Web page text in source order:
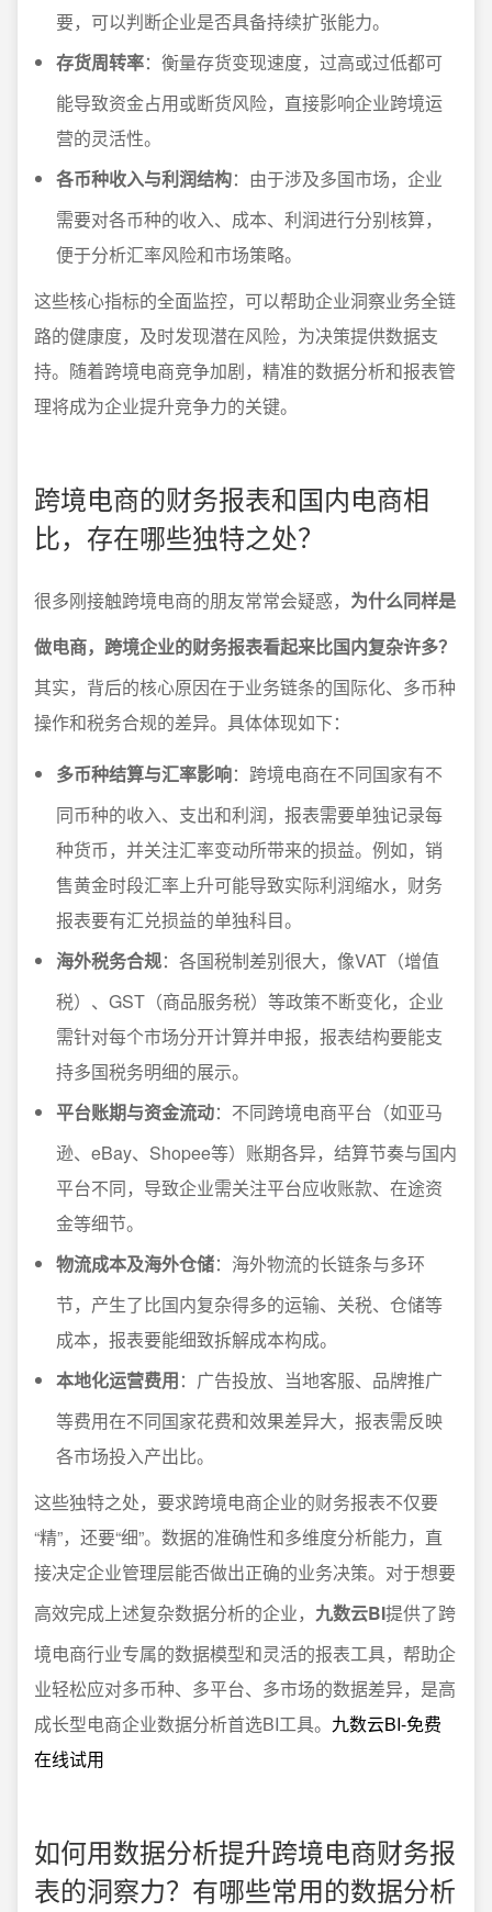
要，可以判断企业是否具备持续扩张能力。
存货周转率：衡量存货变现速度，过高或过低都可
能导致资金占用或断货风险，直接影响企业跨境运
营的灵活性。
各币种收入与利润结构：由于涉及多国市场，企业
需要对各币种的收入、成本、利润进行分别核算，
便于分析汇率风险和市场策略。
这些核心指标的全面监控，可以帮助企业洞察业务全链
路的健康度，及时发现潜在风险，为决策提供数据支
持。随着跨境电商竞争加剧，精准的数据分析和报表管
理将成为企业提升竞争力的关键。
跨境电商的财务报表和国内电商相
比，存在哪些独特之处？
很多刚接触跨境电商的朋友常常会疑惑， 为什么同样是
做电商，跨境企业的财务报表看起来比国内复杂许多？
其实，背后的核心原因在于业务链条的国际化、多币种
操作和税务合规的差异。具体体现如下：
多币种结算与汇率影响：跨境电商在不同国家有不
同币种的收入、支出和利润，报表需要单独记录每
种货币，并关注汇率变动所带来的损益。例如，销
售黄金时段汇率上升可能导致实际利润缩水，财务
报表要有汇兑损益的单独科目。
海外税务合规：各国税制差别很大，像VAT（增值
税）、GST（商品服务税）等政策不断变化，企业
需针对每个市场分开计算并申报，报表结构要能支
持多国税务明细的展示。
平台账期与资金流动：不同跨境电商平台（如亚马
逊、eBay、Shopee等）账期各异，结算节奏与国内
平台不同，导致企业需关注平台应收账款、在途资
金等细节。
物流成本及海外仓储：海外物流的长链条与多环
节，产生了比国内复杂得多的运输、关税、仓储等
成本，报表要能细致拆解成本构成。
本地化运营费用：广告投放、当地客服、品牌推广
等费用在不同国家花费和效果差异大，报表需反映
各市场投入产出比。
这些独特之处，要求跨境电商企业的财务报表不仅要
“精”，还要“细”。数据的准确性和多维度分析能力，直
接决定企业管理层能否做出正确的业务决策。对于想要
高效完成上述复杂数据分析的企业， 九数云BI提供了跨
境电商行业专属的数据模型和灵活的报表工具，帮助企
业轻松应对多币种、多平台、多市场的数据差异，是高
成长型电商企业数据分析首选BI工具。 九数云BI-免费
在线试用
如何用数据分析提升跨境电商财务报
表的洞察力？有哪些常用的数据分析